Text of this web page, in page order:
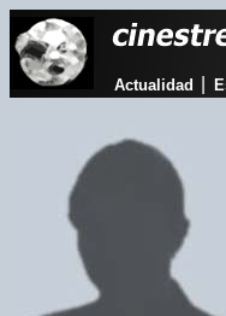
Actualidad